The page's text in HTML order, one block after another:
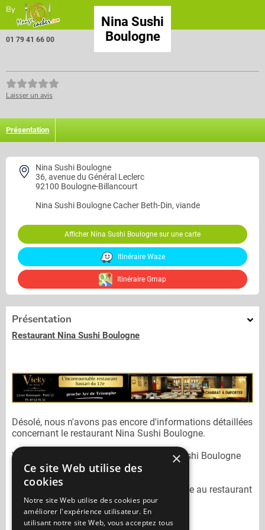
By
Nina Sushi
Boulogne
01 79 41 66 00
Laisser un avis
Présentation
Nina Sushi Boulogne
36, avenue du Général Leclerc
92100 Boulogne-Billancourt
Nina Sushi BoulogneCacher Beth-Din, viande
Afficher Nina Sushi Boulogne sur une carte
Itinéraire Waze
Itinéraire Gmap
Présentation
Restaurant Nina Sushi Boulogne
Désolé, nous n'avons pas encore d'informations détaillées
concernant le restaurant Nina Sushi Boulogne.
Vous pouvez joindre le restaurant
Nina Sushi Boulogne
au01 79 41 66 00
N'oubliez pas de préciser lors de votre sortie au restaurant
Nina Sushi Boulogne qu'il n'est pas sur
Mangercacher.com.
×
Ce site Web utilise des
cookies
Notre site Web utilise des cookies pour
améliorer l'expérience utilisateur. En
utilisant notre site Web, vous acceptez tous